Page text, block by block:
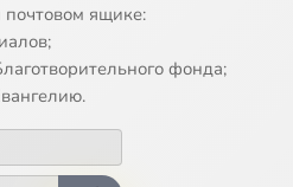
(Morfov)
ящике:
фонда;